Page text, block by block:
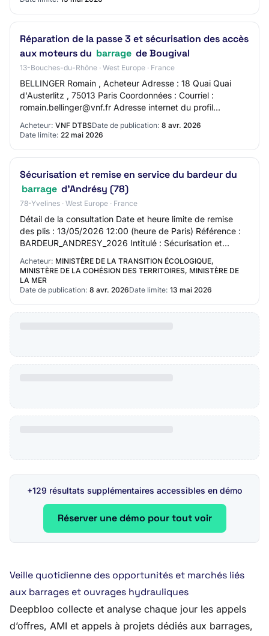
Réparation de la passe 3 et sécurisation des accès
aux moteurs du barrage de Bougival
13-Bouches-du-Rhône · West Europe · France
BELLINGER Romain , Acheteur Adresse : 18 Quai Quai
d'Austerlitz , 75013 Paris Coordonnées : Courriel :
romain.bellinger@vnf.fr Adresse internet du profil
Acheteur: VNF DTBSDate de publication: 8 avr. 2026
Date limite: 22 mai 2026
Sécurisation et remise en service du bardeur du
barrage d’Andrésy (78)
78-Yvelines · West Europe · France
Détail de la consultation Date et heure limite de remise
des plis : 13/05/2026 12:00 (heure de Paris) Référence :
BARDEUR_ANDRESY_2026 Intitulé : Sécurisation et
remise en service du bardeur du barra…
Acheteur: MINISTÈRE DE LA TRANSITION ÉCOLOGIQUE,
MINISTÈRE DE LA COHÉSION DES TERRITOIRES, MINISTÈRE DE
LA MER
Date de publication: 8 avr. 2026Date limite: 13 mai 2026
+129 résultats supplémentaires accessibles en démo
Réserver une démo pour tout voir
Veille quotidienne des opportunités et marchés liés
aux barrages et ouvrages hydrauliques
Deepbloo collecte et analyse chaque jour les appels
d’offres, AMI et appels à projets dédiés aux barrages,